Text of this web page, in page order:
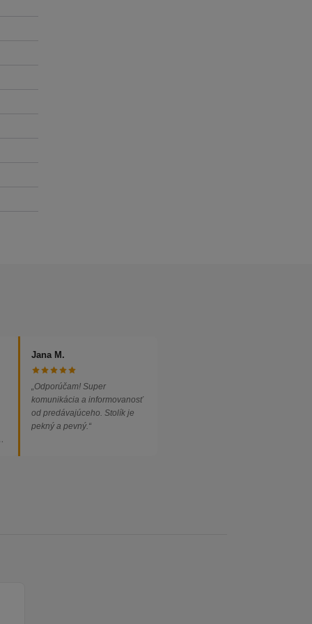
Jana M.
„Odporúčam! Super
komunikácia a informovanosť
od predávajúceho. Stolík je
pekný a pevný.“